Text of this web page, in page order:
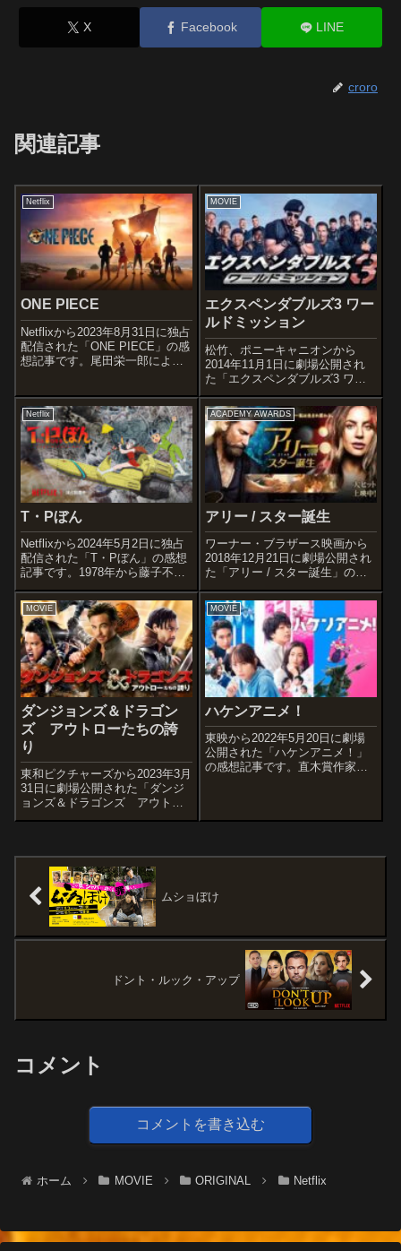
X Facebook LINE
croro
関連記事
Netflix
ONE PIECE
Netflixから2023年8月31日に独占
配信された「ONE PIECE」の感
想記事です。尾田栄一郎による
スメ度あらすじ＆予告編世は大
海賊時代――。偉大なる海賊・
赤髪のシャンクスに憧...
MOVIE
エクスペンダブルズ3 ワー
ルドミッション
松竹、ポニーキャニオンから
2014年11月1日に劇場公開され
た「エクスペンダブルズ3 ワー
ルドミッション」の感想記事で
す。主役級アクション俳優が多
数出演するアンサンブル作品
『エクスペンダブルズ』シリー
ズの第三作目となる作品です。
オススメ度あ...
Netflix
T・Pぼん
Netflixから2024年5月2日に独占
配信された「T・Pぼん」の感想
記事です。1978年から藤子不二
雄名義で発表された日本のSF漫
画作品で、藤本弘(のちの藤子・
F・不二雄)による単独執筆作で
1989年にテレビアニメ特番が放
送された作品の...
ACADEMY AWARDS
アリー / スター誕生
ワーナー・ブラザース映画から
2018年12月21日に劇場公開され
た「アリー / スター誕生」の感
想記事です。監督・主演を務め
たブラッドリー・クーパーの初
監督作品で、『スタア誕生(A
Star Is Born)』(1937)の1954年
版、1...
MOVIE
ダンジョンズ＆ドラゴン
ズ アウトローたちの誇
り
東和ピクチャーズから2023年3月
31日に劇場公開された「ダンジ
ョンズ＆ドラゴンズ アウトロ
ーたちの誇り」の感想記事で
ロールプレイングゲームとして
も知られる「ダンジョンズ＆ド
ラゴン...
MOVIE
ハケンアニメ！
東映から2022年5月20日に劇場
公開された「ハケンアニメ！」
の感想記事です。直木賞作家・
映像化作品です。オススメ度あ
アニメ業界...
ムショぼけ
ドント・ルック・アップ
コメント
コメントを書き込む
ホーム MOVIE ORIGINAL Netflix